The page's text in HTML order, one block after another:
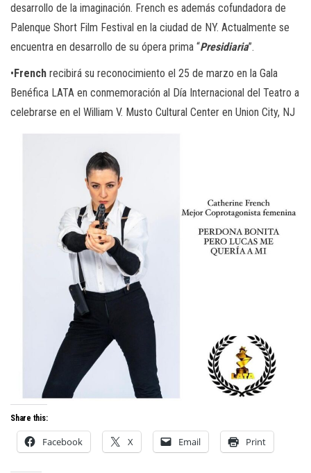
desarrollo de la imaginación. French es además cofundadora de
Palenque Short Film Festival en la ciudad de NY. Actualmente se
encuentra en desarrollo de su ópera prima “Presidiaria”.
•French recibirá su reconocimiento el 25 de marzo en la Gala
Benéfica LATA en conmemoración al Día Internacional del Teatro a
celebrarse en el William V. Musto Cultural Center en Union City, NJ
Share this:
Facebook X Email Print